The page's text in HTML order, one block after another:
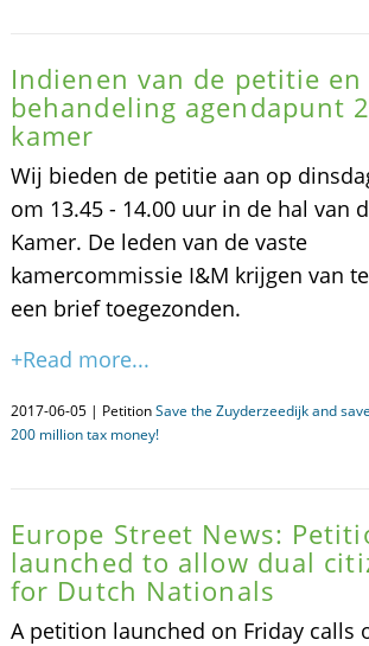
Indienen van de petitie en
behandeling agendapunt
kamer
Wij bieden de petitie aan op
om 13.45 - 14.00 uur in de hal van
Kamer. De leden van de vaste
kamercommissie I&M krijgen van
een brief toegezonden.
+Read more...
2017-06-05 | PetitionSave the Zuyderzeedijk and
200 million tax money!
Europe Street News:
launched to allow dual
for Dutch Nationals
A petition launched on Friday calls